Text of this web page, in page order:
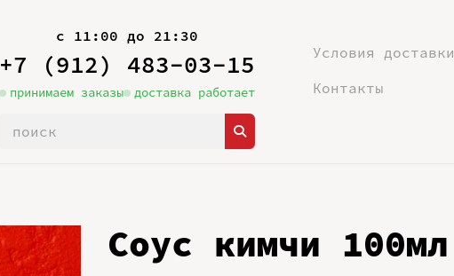
с 11:00 до 21:30
+7 (912) 483-03-15
принимаем заказы доставка работает
Условия доставки
Контакты
Соус кимчи 100мл